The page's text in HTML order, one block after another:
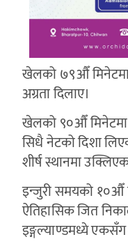
खेलको ७९औँ मिनेटमा
अग्रता दिलाए।
खेलको ९०औँ मिनेटमा
सिधै नेटको दिशा
शीर्ष स्थानमा
इन्जुरी समयको १०औँ
ऐतिहासिक जित
इङ्गल्याण्डमध्ये एकसँग